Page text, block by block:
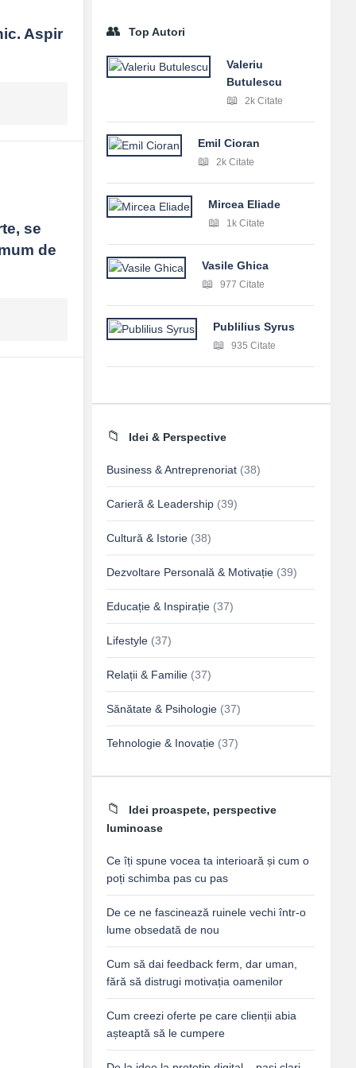
Aspir
se
de
Top Autori
Valeriu
Butulescu
2k Citate
Emil Cioran
2k Citate
Mircea Eliade
1k Citate
Vasile Ghica
977 Citate
Publilius Syrus
935 Citate
Idei & Perspective
Business & Antreprenoriat (38)
Carieră & Leadership (39)
Cultură & Istorie (38)
Dezvoltare Personală & Motivație (39)
Educație & Inspirație (37)
Lifestyle (37)
Relații & Familie (37)
Sănătate & Psihologie (37)
Tehnologie & Inovație (37)
Idei proaspete, perspective
luminoase
Ce îți spune vocea ta interioară și cum o
poți schimba pas cu pas
De ce ne fascinează ruinele vechi într-o
lume obsedată de nou
Cum să dai feedback ferm, dar uman,
fără să distrugi motivația oamenilor
Cum creezi oferte pe care clienții abia
așteaptă să le cumpere